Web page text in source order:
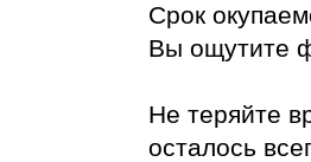
Срок
Вы ощутите
Не теряйте
осталось